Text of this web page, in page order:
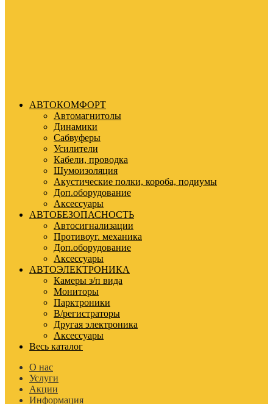
АВТОКОМФОРТ
Автомагнитолы
Динамики
Сабвуферы
Усилители
Кабели, проводка
Шумоизоляция
Акустические полки, короба, подиумы
Доп.оборудование
Аксессуары
АВТОБЕЗОПАСНОСТЬ
Автосигнализации
Противоуг. механика
Доп.оборудование
Аксессуары
АВТОЭЛЕКТРОНИКА
Камеры з/п вида
Мониторы
Парктроники
В/регистраторы
Другая электроника
Аксессуары
Весь каталог
О нас
Услуги
Акции
Информация